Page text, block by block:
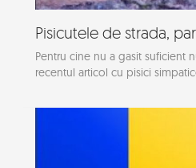
Pisicutele de strada,
Pentru cine nu a gasit suficient
recentul articol cu pisici